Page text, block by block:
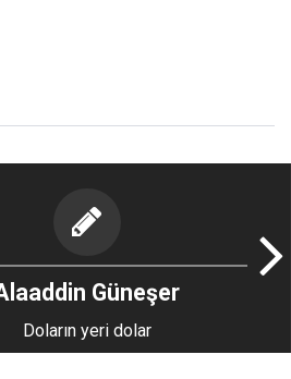
Güneşer
Doların yeri dolar